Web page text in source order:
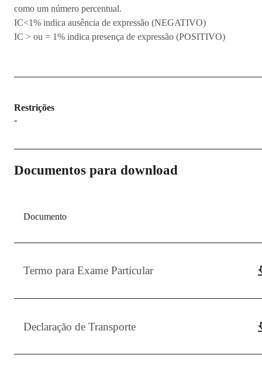
como um número percentual.
IC<1% indica ausência de expressão (NEGATIVO)
IC > ou = 1% indica presença de expressão (POSITIVO)
Restrições
-
Documentos para download
Documento
Termo para Exame Particular
Declaração de Transporte